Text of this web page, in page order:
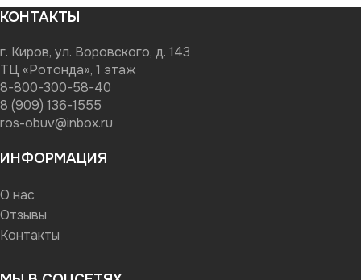
КОНТАКТЫ
г. Киров, ул. Воровского, д. 143
ТЦ «Ротонда», 1 этаж
8-800-300-58-40
8 (909) 136-1555
ros-obuv@inbox.ru
ИНФОРМАЦИЯ
О нас
Отзывы
Контакты